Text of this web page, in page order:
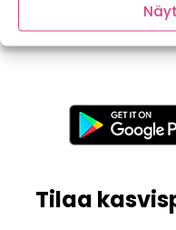
Tilaa